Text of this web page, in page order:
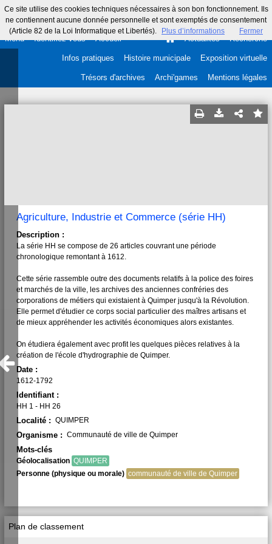
Ce site utilise des cookies techniques nécessaires à son bon fonctionnement. Ils
ne contiennent aucune donnée personnelle et sont exemptés de consentement
(Article 82 de la Loi Informatique et Libertés).
Plus d’informations Fermer
Menu Identifiez-vous Accueil Actualités Recherche
Infos pratiques Histoire municipale Exposition virtuelle
Trésors d'archives Archi'games Mentions légales
Plan de classement
Agriculture, Industrie et Commerce (série HH)
Description :
La série HH se compose de 26 articles couvrant une période
chronologique remontant à 1612.
Cette série rassemble outre des documents relatifs à la police des foires
et marchés de la ville, les archives des anciennes confréries des
corporations de métiers qui existaient à Quimper jusqu'à la Révolution.
Elle permet d'étudier ce corps social particulier des maîtres artisans et
de mieux appréhender les activités économiques alors existantes.
On étudiera également avec profit les quelques pièces relatives à la
création de l'école d'hydrographie de Quimper.
Date :
1612-1792
Identifiant :
HH 1 - HH 26
Localité : QUIMPER
Organisme : Communauté de ville de Quimper
Mots-clés
Géolocalisation QUIMPER
Personne (physique ou morale) communauté de ville de Quimper